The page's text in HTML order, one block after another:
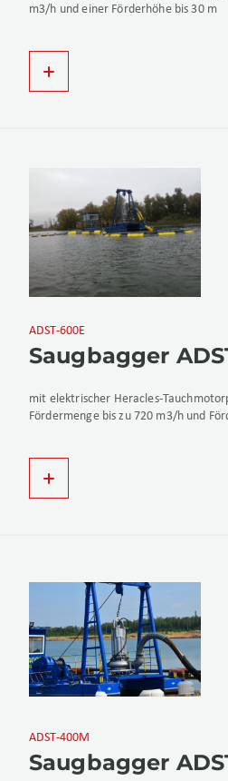
m3/h und einer Förderhöhe bis 30 m
ADST-600E
Saugbagger
mit elektrischer Heracles-
Fördermenge bis zu 720 m3/h und
ADST-400M
Saugbagger